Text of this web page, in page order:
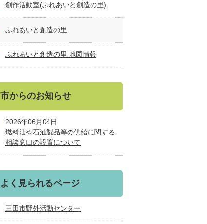
創作活動室(ふれあいと創造の里)
ふれあいと創造の里
ふれあいと創造の里 地図情報
市からのお知らせ
2026年06月04日
燃料油や石油製品等の供給に関する
相談窓口の設置について
よく見られるページ
三田市野外活動センター